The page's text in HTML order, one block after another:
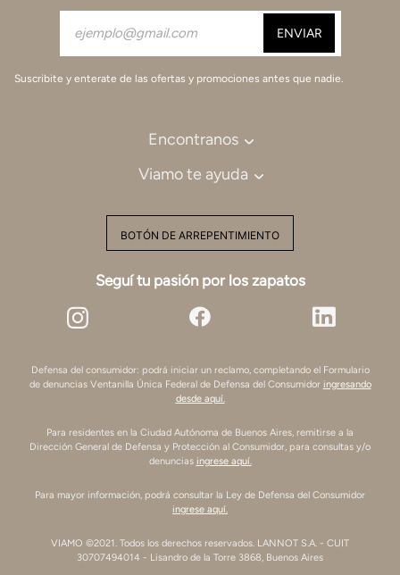
Suscribite y enterate de las ofertas y promociones antes que nadie.
Encontranos
Viamo te ayuda
BOTÓN DE ARREPENTIMIENTO
Seguí tu pasión por los zapatos
Defensa del consumidor: podrá iniciar un reclamo, completando el Formulario
de denuncias Ventanilla Única Federal de Defensa del Consumidor ingresando
desde aquí.
Para residentes en la Ciudad Autónoma de Buenos Aires, remitirse a la
Dirección General de Defensa y Protección al Consumidor, para consultas y/o
denuncias ingrese aquí.
Para mayor información, podrá consultar la Ley de Defensa del Consumidor
ingrese aquí.
VIAMO ©2021. Todos los derechos reservados. LANNOT S.A. - CUIT
30707494014 - Lisandro de la Torre 3868, Buenos Aires